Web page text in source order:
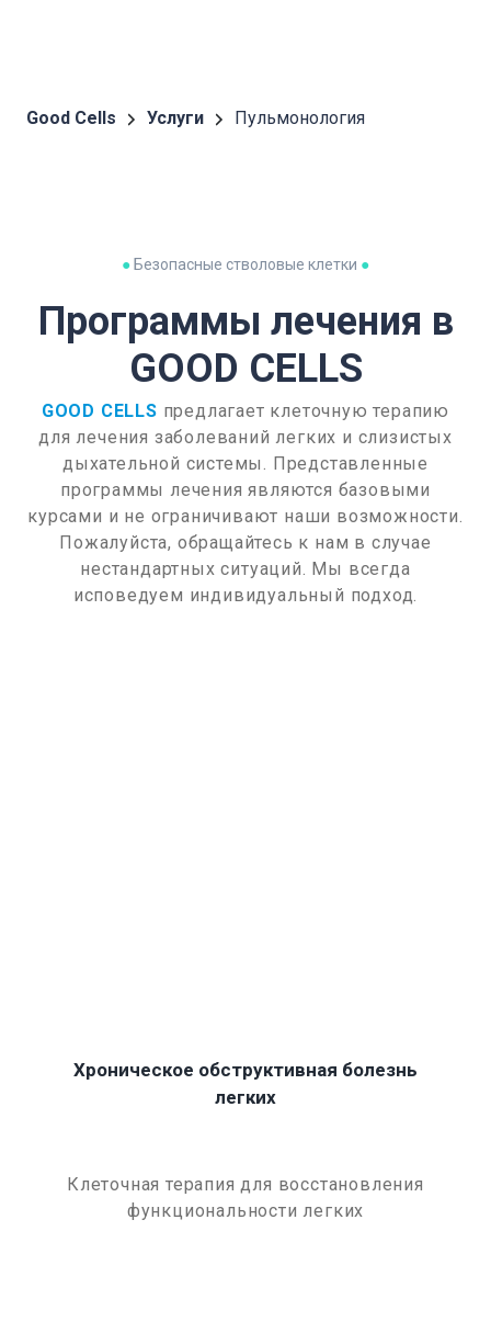
Good Cells Услуги Пульмонология
● Безопасные стволовые клетки ●
Программы лечения в
GOOD CELLS
GOOD CELLS предлагает клеточную терапию
для лечения заболеваний легких и слизистых
дыхательной системы. Представленные
программы лечения являются базовыми
курсами и не ограничивают наши возможности.
Пожалуйста, обращайтесь к нам в случае
нестандартных ситуаций. Мы всегда
исповедуем индивидуальный подход.
Хроническое обструктивная болезнь
легких
Клеточная терапия для восстановления
функциональности легких